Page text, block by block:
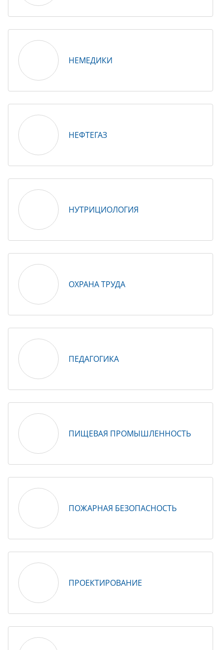
НЕМЕДИКИ
НЕФТЕГАЗ
НУТРИЦИОЛОГИЯ
ОХРАНА ТРУДА
ПЕДАГОГИКА
ПИЩЕВАЯ ПРОМЫШЛЕННОСТЬ
ПОЖАРНАЯ БЕЗОПАСНОСТЬ
ПРОЕКТИРОВАНИЕ